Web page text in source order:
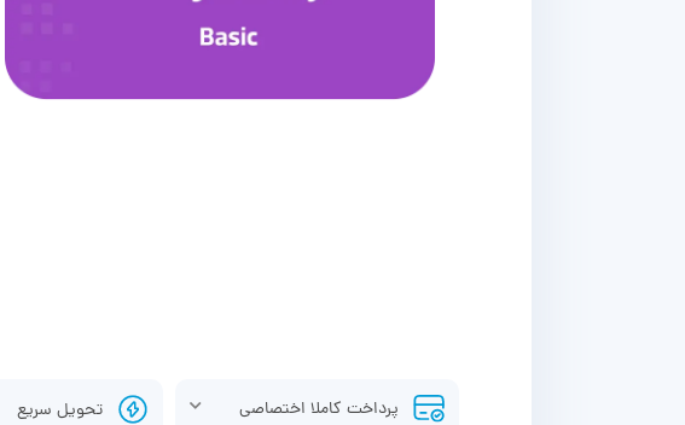
پرداخت کاملا اختصاصی تحویل سریع